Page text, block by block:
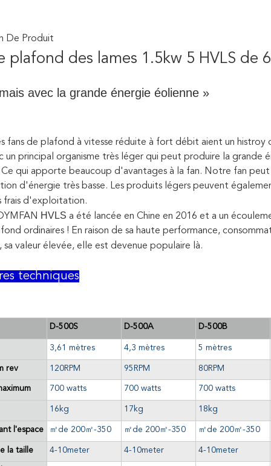
De Produit
plafond des lames 1.5kw 5 HVLS de
avec la grande énergie éolienne »
fans de plafond à vitesse réduite à fort débit aient un histroy
un principal organisme très léger qui peut produire la grande
Ce qui apporte beaucoup d'avantages à la fan. Notre fan
d'énergie très basse. Les produits légers peuvent
frais d'exploitation.
HVLS a été lancée en Chine en 2016 et a un
ordinaires ! En raison de sa haute performance,
valeur élevée, elle est devenue populaire là.
techniques
D-500S D-500A D-500B
3,61 mètres 4,3 mètres 5 mètres
rev 120RPM 95RPM 80RPM
700 watts 700 watts 700 watts
16kg 17kg 18kg
l'espace ㎡de 200㎡-350 ㎡de 200㎡-350 ㎡de 200㎡-350
la taille 4-10meter 4-10meter 4-10meter